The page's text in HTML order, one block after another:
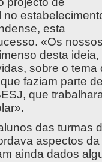
esta
«Os
desta
sobre o
faziam parte
que
das turmas
aspectos
ainda dados